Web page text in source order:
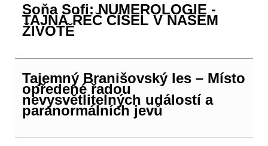
Soňa Sofi: NUMEROLOGIE -
TAJNÁ ŘEČ ČÍSEL V NAŠEM
ŽIVOTĚ
Tajemný Branišovský les – Místo
opředené řadou
nevysvětlitelných událostí a
paranormálních jevů